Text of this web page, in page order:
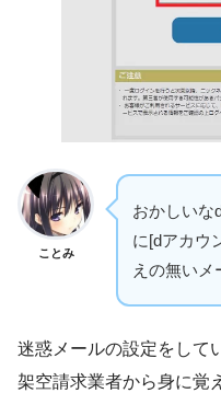
ことみ
おかしいな
に[dアカウ
えの無いメ
迷惑メールの設定をして
架空請求業者から身に覚